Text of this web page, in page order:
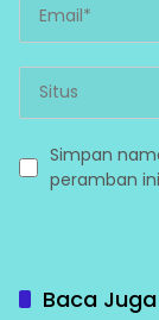
Simpan
peramban
Baca Juga